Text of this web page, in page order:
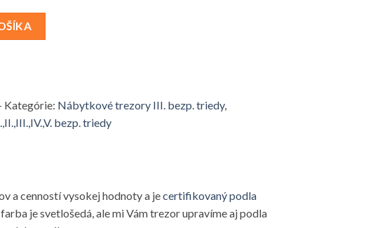
Kategórie: Nábytkové trezory III. bezp. triedy,
bezp. triedy
a cenností vysokej hodnoty a jecertifikovaný podla
farba je svetlošedá, ale mi Vám trezor upravíme aj podla